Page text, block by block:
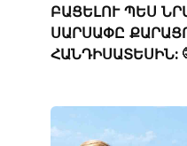
ԲԱՑԵԼՈՒ ՊԵՍ
ՍԱՐՍԱՓԸ
ՀԱՆԴԻՍԱՏԵՍԻՆ: